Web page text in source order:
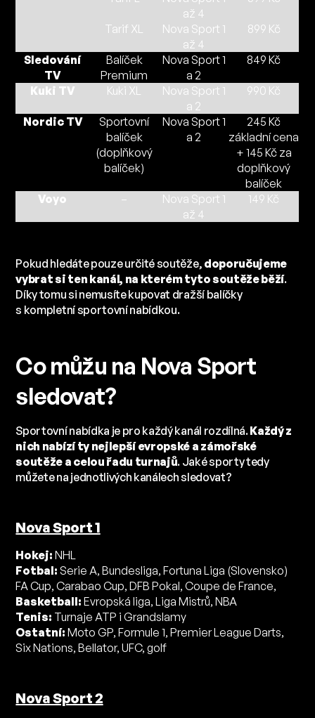
až 4
Tarif XL
Nova Sport 1
až 4
899 Kč
Sledování
TV
Balíček
Premium
Nova Sport 1
a 2
849 Kč
Kuki TV Kuki XL
Nova Sport 1
a 2
990 Kč
Nordic TV
Sportovní
balíček
(doplňkový
balíček)
Nova Sport 1
a 2
245 Kč
základní cena
+ 145 Kč za
doplňkový
balíček
Voyo
–
Nova Sport 1
až 4
149 Kč
Pokud hledáte pouze určité soutěže, doporučujeme
vybrat si ten kanál, na kterém tyto soutěže běží.
Díky tomu si nemusíte kupovat dražší balíčky
s kompletní sportovní nabídkou.
Co můžu na Nova Sport
sledovat?
Sportovní nabídka je pro každý kanál rozdílná.Každý z
nich nabízí ty nejlepší evropské a zámořské
soutěže a celou řadu turnajů. Jaké sporty tedy
můžete na jednotlivých kanálech sledovat?
Nova Sport 1
Hokej:NHL
Fotbal:Serie A, Bundesliga, Fortuna Liga (Slovensko)
FA Cup, Carabao Cup, DFB Pokal, Coupe de France,
Basketball:Evropská liga, Liga Mistrů, NBA
Tenis: Turnaje ATP i Grandslamy
Ostatní:Moto GP, Formule 1, Premier League Darts,
Six Nations, Bellator, UFC, golf
Nova Sport 2